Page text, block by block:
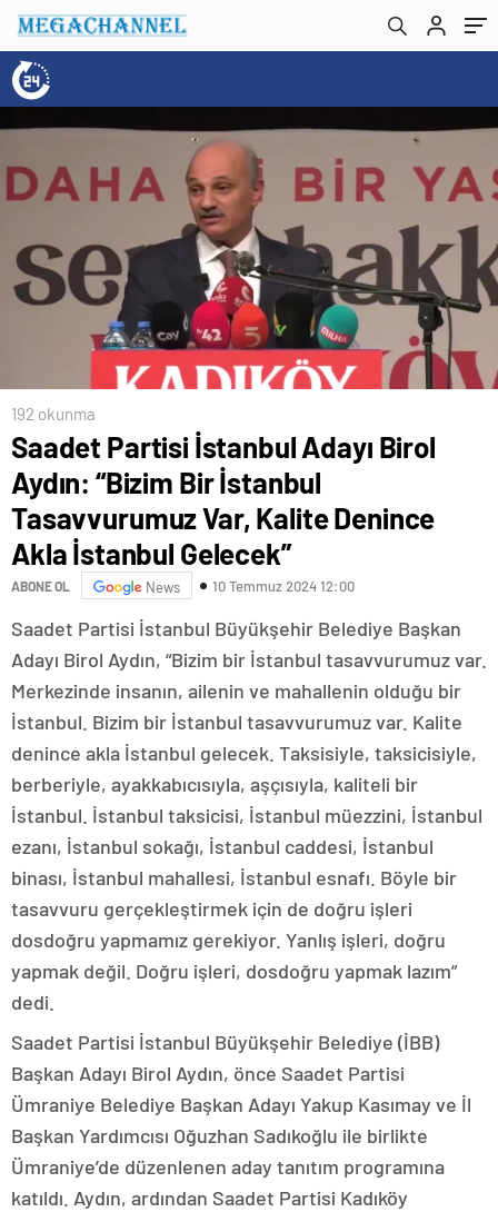
Denince Akla İstanbul Gelecek”
192 okunma
Saadet Partisi İstanbul Adayı Birol
Aydın: “Bizim Bir İstanbul
Tasavvurumuz Var, Kalite Denince
Akla İstanbul Gelecek”
ABONE OL News 10 Temmuz 2024 12:00
Saadet Partisi İstanbul Büyükşehir Belediye Başkan
Adayı Birol Aydın, “Bizim bir İstanbul tasavvurumuz var.
Merkezinde insanın, ailenin ve mahallenin olduğu bir
İstanbul. Bizim bir İstanbul tasavvurumuz var. Kalite
denince akla İstanbul gelecek. Taksisiyle, taksicisiyle,
berberiyle, ayakkabıcısıyla, aşçısıyla, kaliteli bir
İstanbul. İstanbul taksicisi, İstanbul müezzini, İstanbul
ezanı, İstanbul sokağı, İstanbul caddesi, İstanbul
binası, İstanbul mahallesi, İstanbul esnafı. Böyle bir
tasavvuru gerçekleştirmek için de doğru işleri
dosdoğru yapmamız gerekiyor. Yanlış işleri, doğru
yapmak değil. Doğru işleri, dosdoğru yapmak lazım”
dedi.
Saadet Partisi İstanbul Büyükşehir Belediye (İBB)
Başkan Adayı Birol Aydın, önce Saadet Partisi
Ümraniye Belediye Başkan Adayı Yakup Kasımay ve İl
Başkan Yardımcısı Oğuzhan Sadıkoğlu ile birlikte
Ümraniye’de düzenlenen aday tanıtım programına
katıldı. Aydın, ardından Saadet Partisi Kadıköy